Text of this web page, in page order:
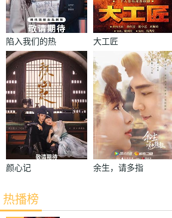
陷入我们的热
恋
大工匠
颜心记
余生，请多指
热播榜